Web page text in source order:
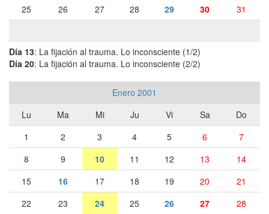
25
26 27 28 29 30 31
Día 13: La fijación al trauma. Lo inconsciente (1/2)
Día 20: La fijación al trauma. Lo inconsciente (2/2)
Enero 2001
Lu
Ma Mi Ju Vi Sa
Do
1
2 3 4 5 6
7
8
9 10 11 12 13
14
15
16 17 18 19 20
21
22
23 24 25 26 27 28